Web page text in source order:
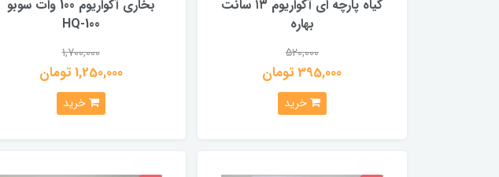
گیاه پارچه ای آکواریوم ۱۳ سانت
بهاره
520,000
395,000 تومان
خرید
بخاری آکواریوم 100 وات سوبو
HQ-100
1,700,000
1,250,000 تومان
خرید